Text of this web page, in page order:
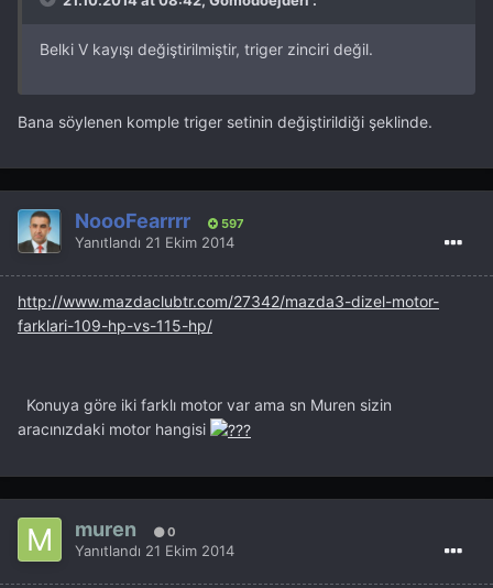
Belki V kayışı değiştirilmiştir, triger zinciri değil.
Bana söylenen komple triger setinin değiştirildiği şeklinde.
NoooFearrrr 597
Yanıtlandı 21 Ekim 2014
http://www.mazdaclubtr.com/27342/mazda3-dizel-motor-
farklari-109-hp-vs-115-hp/
Konuya göre iki farklı motor var ama sn Muren sizin
aracınızdaki motor hangisi
muren 0
Yanıtlandı 21 Ekim 2014